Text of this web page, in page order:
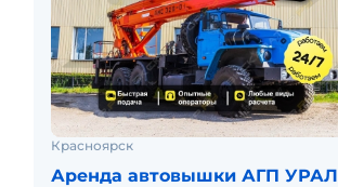
Красноярск
Аренда автовышки АГП УРАЛ